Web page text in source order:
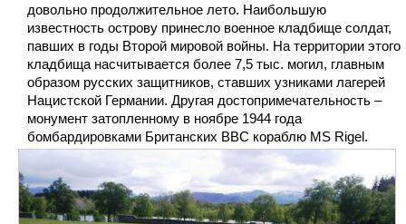
довольно продолжительное лето. Наибольшую
известность острову принесло военное кладбище солдат,
павших в годы Второй мировой войны. На территории этого
кладбища насчитывается более 7,5 тыс. могил, главным
образом русских защитников, ставших узниками лагерей
Нацистской Германии. Другая достопримечательность –
монумент затопленному в ноябре 1944 года
бомбардировками Британских ВВС кораблю MS Rigel.